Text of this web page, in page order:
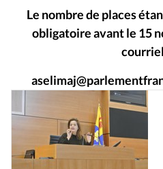
Le nombre de places
obligatoire avant le 15